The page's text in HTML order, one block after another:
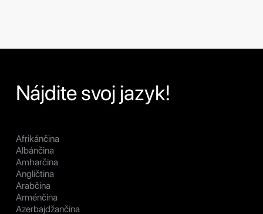
Nájdite svoj jazyk!
Afrikánčina
Albánčina
Amharčina
Angličtina
Arabčina
Arménčina
Azerbajdžančina